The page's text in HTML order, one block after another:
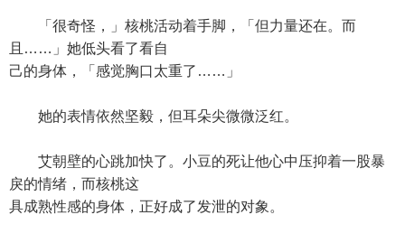
「很奇怪，」核桃活动着手脚，「但力量还在。而
且……」她低头看了看自
己的身体，「感觉胸口太重了……」
她的表情依然坚毅，但耳朵尖微微泛红。
艾朝壁的心跳加快了。小豆的死让他心中压抑着一股暴
戾的情绪，而核桃这
具成熟性感的身体，正好成了发泄的对象。